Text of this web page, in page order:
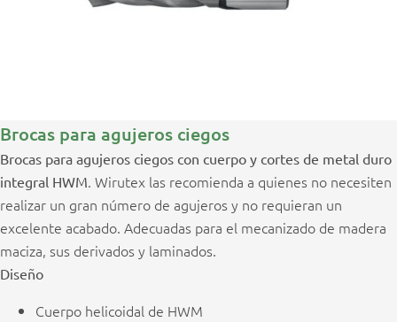
Brocas para agujeros ciegos
Brocas para agujeros ciegos con cuerpo y cortes de metal duro
integral HWM. Wirutex las recomienda a quienes no necesiten
realizar un gran número de agujeros y no requieran un
excelente acabado. Adecuadas para el mecanizado de madera
maciza, sus derivados y laminados.
Diseño
Cuerpo helicoidal de HWM